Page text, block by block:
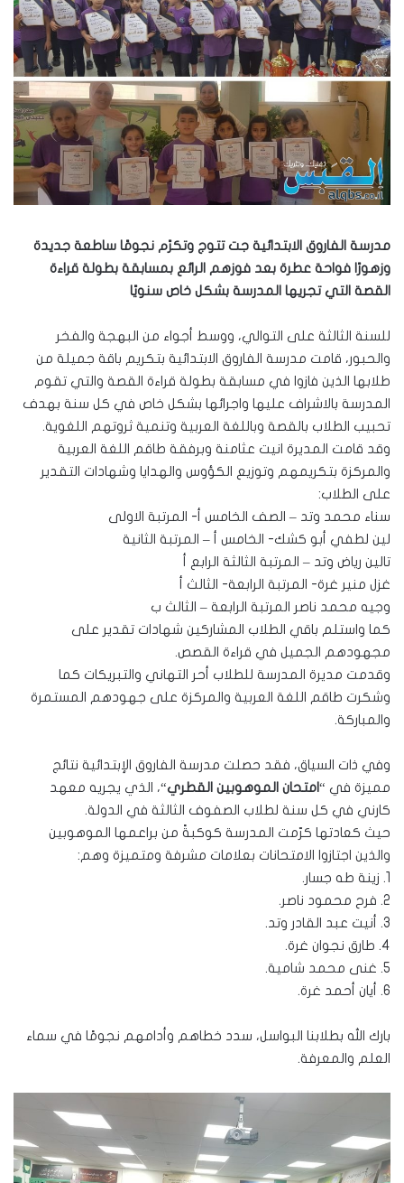
مدرسة الفاروق الابتدائية جت تتوج وتكرًم نجومًا ساطعة جديدة
وزهورًا فواحة عطرة بعد فوزهم الرائع بمسابقة بطولة قراءة
القصة التي تجريها المدرسة بشكل خاص سنويًا
للسنة الثالثة على التوالي، ووسط أجواء من البهجة والفخر
والحبور، قامت مدرسة الفاروق الابتدائية بتكريم باقة جميلة من
طلابها الذين فازوا في مسابقة بطولة قراءة القصة والتي تقوم
المدرسة بالاشراف عليها واجرائها بشكل خاص في كل سنة بهدف
تحبيب الطلاب بالقصة وباللغة العربية وتنمية ثروتهم اللغوية.
وقد قامت المديرة انيت عثامنة وبرفقة طاقم اللغة العربية
والمركزة بتكريمهم وتوزيع الكؤوس والهدايا وشهادات التقدير
على الطلاب:
سناء محمد وتد – الصف الخامس أ- المرتبة الاولى
لين لطفي أبو كشك- الخامس أ – المرتبة الثانية
تالين رياض وتد – المرتبة الثالثة الرابع أ
غزل منير غرة- المرتبة الرابعة- الثالث أ
وجيه محمد ناصر المرتبة الرابعة – الثالث ب
كما واستلم باقي الطلاب المشاركين شهادات تقدير على
مجهودهم الجميل في قراءة القصص.
وقدمت مديرة المدرسة للطلاب أحر التهاني والتبريكات كما
وشكرت طاقم اللغة العربية والمركزة على جهودهم المستمرة
والمباركة.
وفي ذات السياق، فقد حصلت مدرسة الفاروق الإبتدائية نتائج
مميزة في “امتحان الموهوبين القطري“، الذي يجريه معهد
كارني في كل سنة لطلاب الصفوف الثالثة في الدولة.
حيث كعادتها كرّمت المدرسة كوكبةً من براعمها الموهوبين
والذين اجتازوا الامتحانات بعلامات مشرفة ومتميزة وهم:
1. زينة طه جسار.
2. فرح محمود ناصر.
3. أنيت عبد القادر وتد.
4. طارق نجوان غرة.
5. غنى محمد شامية.
6. أيان أحمد غرة.
بارك الله بطلابنا البواسل، سدد خطاهم وأدامهم نجومًا في سماء
العلم والمعرفة.